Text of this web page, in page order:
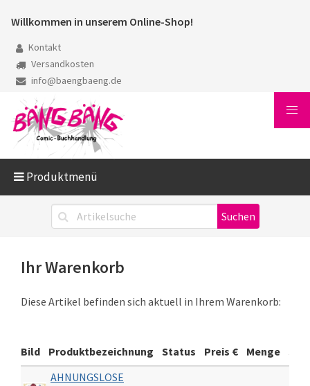
Willkommen in unserem Online-Shop!
Kontakt
Versandkosten
info@baengbaeng.de
Produktmenü
Ihr Warenkorb
Diese Artikel befinden sich aktuell in Ihrem Warenkorb:
Bild Produktbezeichnung Status Preis € Menge
AHNUNGSLOSE